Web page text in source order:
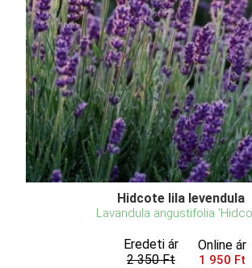
Hidcote lila levendula
Lavandula angustifolia
Eredeti ár
2 350 Ft
Online ár
1 950 Ft